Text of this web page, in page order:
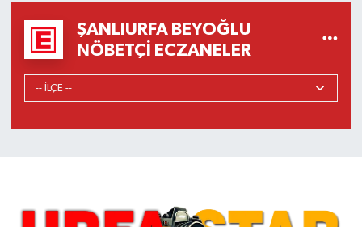
ŞANLIURFA BEYOĞLU
NÖBETÇI ECZANELER